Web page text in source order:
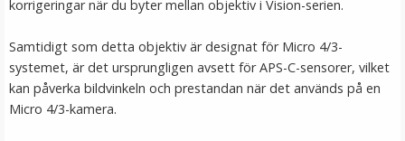
korrigeringar när du byter mellan objektiv i Vision-serien.
Samtidigt som detta objektiv är designat för Micro 4/3-
systemet, är det ursprungligen avsett för APS-C-sensorer, vilket
kan påverka bildvinkeln och prestandan när det används på en
Micro 4/3-kamera.